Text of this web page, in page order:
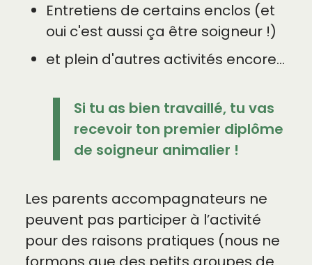
Entretiens de certains enclos (et
oui c'est aussi ça être soigneur !)
et plein d'autres activités encore…
Si tu as bien travaillé, tu vas
recevoir ton premier diplôme
de soigneur animalier !
Les parents accompagnateurs ne
peuvent pas participer à l’activité
pour des raisons pratiques (nous ne